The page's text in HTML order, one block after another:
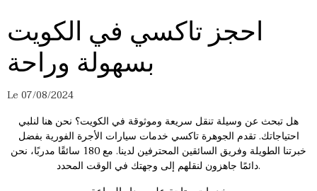
احجز تاكسي في الكويت
بسهولة وراحة
Le 07/08/2024
هل تبحث عن وسيلة تنقل سريعة وموثوقة في الكويت؟ نحن هنا لنلبي
احتياجاتك. تقدم الجوهرةتاكسي خدمات سيارات الأجرة الفورية بفضل
خبرتنا الطويلة وفريق السائقين المحترفين لدينا. مع 180 سائقًا مدربًا، نحن
دائمًا جاهزون لنقلهم إلى وجهتك في الوقت المحدد.